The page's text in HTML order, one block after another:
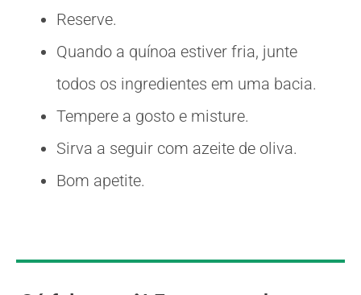
Reserve.
Quando a quínoa estiver fria, junte
todos os ingredientes em uma bacia.
Tempere a gosto e misture.
Sirva a seguir com azeite de oliva.
Bom apetite.